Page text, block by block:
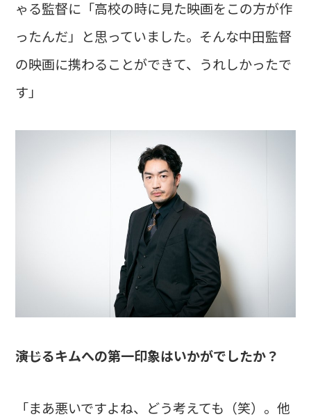
ゃる監督に「高校の時に見た映画をこの方が作
ったんだ」と思っていました。そんな中田監督
の映画に携わることができて、うれしかったで
す」
――演じるキムへの第一印象はいかがでしたか？
「まあ悪いですよね、どう考えても（笑）。他